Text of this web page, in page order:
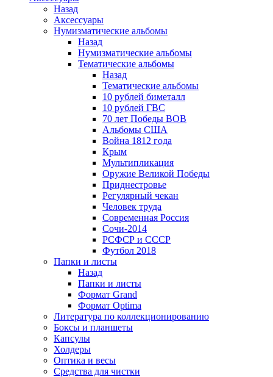
Назад
Аксессуары
Нумизматические альбомы
Назад
Нумизматические альбомы
Тематические альбомы
Назад
Тематические альбомы
10 рублей биметалл
10 рублей ГВС
70 лет Победы ВОВ
Альбомы США
Война 1812 года
Крым
Мультипликация
Оружие Великой Победы
Приднестровье
Регулярный чекан
Человек труда
Современная Россия
Сочи-2014
РСФСР и СССР
Футбол 2018
Папки и листы
Назад
Папки и листы
Формат Grand
Формат Optima
Литература по коллекционированию
Боксы и планшеты
Капсулы
Холдеры
Оптика и весы
Средства для чистки